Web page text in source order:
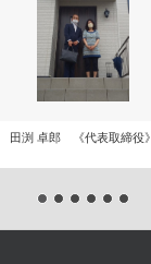
田渕 卓郎 《代表取締役》